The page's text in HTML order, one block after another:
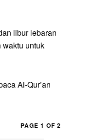
libur lebaran
untuk
Al-Qur’an
PAGE 1 OF 2